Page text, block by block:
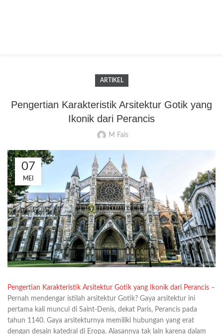
ARTIKEL
Pengertian Karakteristik Arsitektur Gotik yang
Ikonik dari Perancis
M Fais
07
MEI
Pengertian Karakteristik Arsitektur Gotik yang Ikonik dari Perancis –
Pernah mendengar istilah arsitektur Gotik? Gaya arsitektur ini
pertama kali muncul di Saint-Denis, dekat Paris, Perancis pada
tahun 1140. Gaya arsitekturnya memiliki hubungan yang erat
dengan desain katedral di Eropa. Alasannya tak lain karena dalam